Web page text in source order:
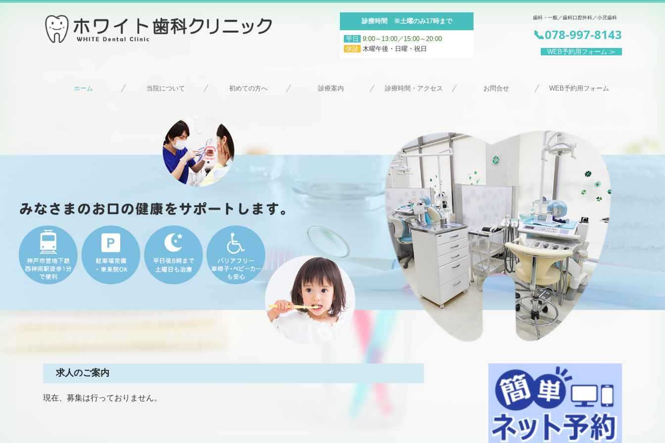
診療時間 ※土曜のみ17時まで
平日
9:00～13:00／15:00～20:00
休診 木曜午後・日曜・祝日
歯科・一般／歯科口腔外科／小児歯科
📞078-997-8143
WEB予約用フォーム ≫
ホーム 当院について 初めての方へ 診療案内 診療時間・アクセス お問合せ WEB予約用フォーム
求人のご案内
現在、募集は行っておりません。